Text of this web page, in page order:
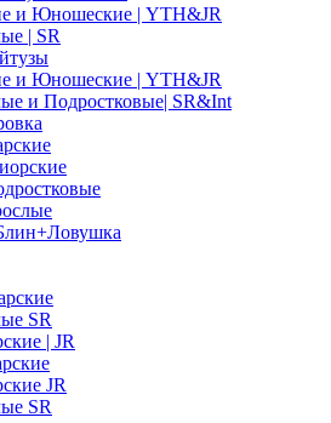
и Юношеские | YTH&JR
| SR
и Юношеские | YTH&JR
и Подростковые| SR&Int
SR
| JR
JR
SR